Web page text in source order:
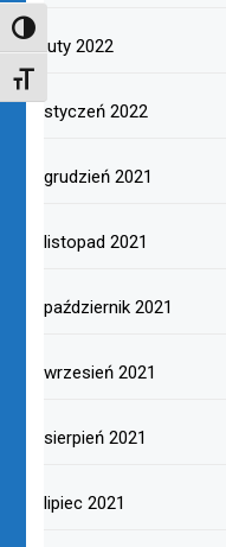
TOGGLE HIGH CONTRAST
TOGGLE FONT SIZE
luty 2022
styczeń 2022
grudzień 2021
listopad 2021
październik 2021
wrzesień 2021
sierpień 2021
lipiec 2021